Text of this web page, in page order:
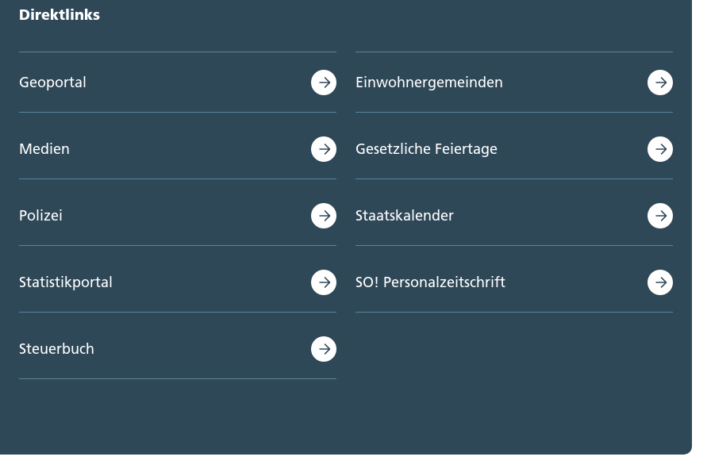
Direktlinks
Geoportal
Medien
Polizei
Statistikportal
Steuerbuch
Einwohnergemeinden
Gesetzliche Feiertage
Staatskalender
SO! Personalzeitschrift